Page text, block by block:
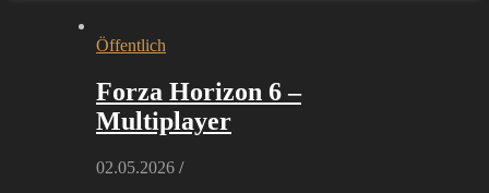
Öffentlich
Forza Horizon 6 –
Multiplayer
02.05.2026 /